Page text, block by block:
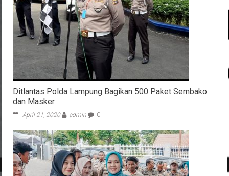
Ditlantas Polda Lampung Bagikan 500 Paket Sembako
dan Masker
April 21, 2020 admin 0